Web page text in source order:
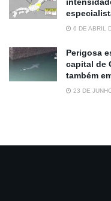
6 DE ABRIL
Perigosa
capital de
também
23 DE